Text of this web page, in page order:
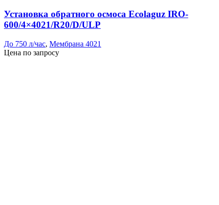
Установка обратного осмоса Ecolaguz IRO-
600/4×4021/R20/D/ULP
До 750 л/час, Мембрана 4021
Цена по запросу